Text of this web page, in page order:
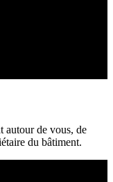
autour de vous, de
du bâtiment.